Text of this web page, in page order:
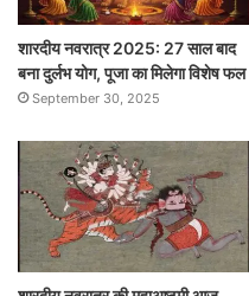
शारदीय नवरात्र 2025: 27 साल बाद
बना दुर्लभ योग, पूजा का मिलेगा विशेष फल
September 30, 2025